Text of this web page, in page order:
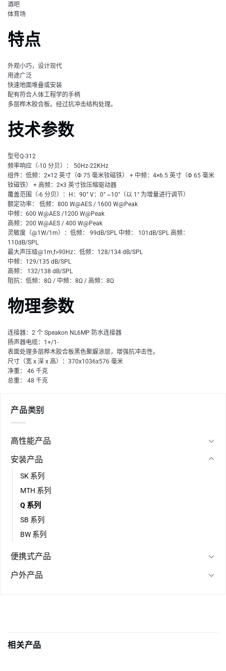
酒吧
体育场
特点
外观小巧，设计现代
用途广泛
快速地面堆叠或安装
配有符合人体工程学的手柄
多层桦木胶合板。经过抗冲击结构处理。
技术参数
型号Q-312
频率响应（-10 分贝）： 50Hz-22KHz
组件：低频：2×12 英寸（Φ 75 毫米钕磁铁） + 中频：4×6.5 英寸（Φ 65 毫米
钕磁铁） + 高频：2×3 英寸钕压缩驱动器
覆盖范围（-6 分贝）：H：90° V：0° ~10°（以 1° 为增量进行调节）
额定功率： 低频：800 W@AES / 1600 W@Peak
中频：600 W@AES /1200 W@Peak
高频：200 W@AES / 400 W@Peak
灵敏度（@1W/1m）：低频： 99dB/SPL 中频： 101dB/SPL 高频：
110dB/SPL
最大声压级@1m,f>90Hz：低频：128/134 dB/SPL
中频：129/135 dB/SPL
高频： 132/138 dB/SPL
阻抗：低频：8Ω / 中频：8Ω / 高频：8Ω
物理参数
连接器：2 个 Speakon NL6MP 防水连接器
扬声器电缆：1+/1-
表面处理多层桦木胶合板黑色聚脲涂层，增强抗冲击性。
尺寸（宽 x 深 x 高）：370x1036x576 毫米
净重： 46 千克
总重： 48 千克
产品类别
高性能产品
安装产品
SK 系列
MTH 系列
Q 系列
SB 系列
BW 系列
便携式产品
户外产品
相关产品